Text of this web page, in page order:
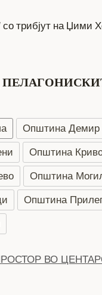
со трибјут на Џими
Општина Демир
Општина
Општина
Општина